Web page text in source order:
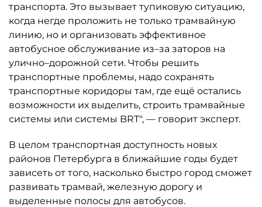
транспорта. Это вызывает тупиковую ситуацию,
когда негде проложить не только трамвайную
линию, но и организовать эффективное
автобусное обслуживание из–за заторов на
улично–дорожной сети. Чтобы решить
транспортные проблемы, надо сохранять
транспортные коридоры там, где ещё остались
возможности их выделить, строить трамвайные
системы или системы BRT", — говорит эксперт.
В целом транспортная доступность новых
районов Петербурга в ближайшие годы будет
зависеть от того, насколько быстро город сможет
развивать трамвай, железную дорогу и
выделенные полосы для автобусов.